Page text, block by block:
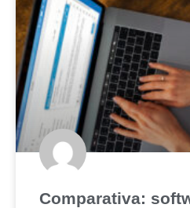
Comparativa: